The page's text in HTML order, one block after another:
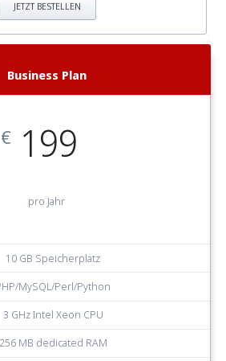
JETZT BESTELLEN
Business Plan
€199
pro Jahr
10 GB Speicherplatz
MySQL/Perl/Python
3 GHz Intel Xeon CPU
256 MB dedicated RAM